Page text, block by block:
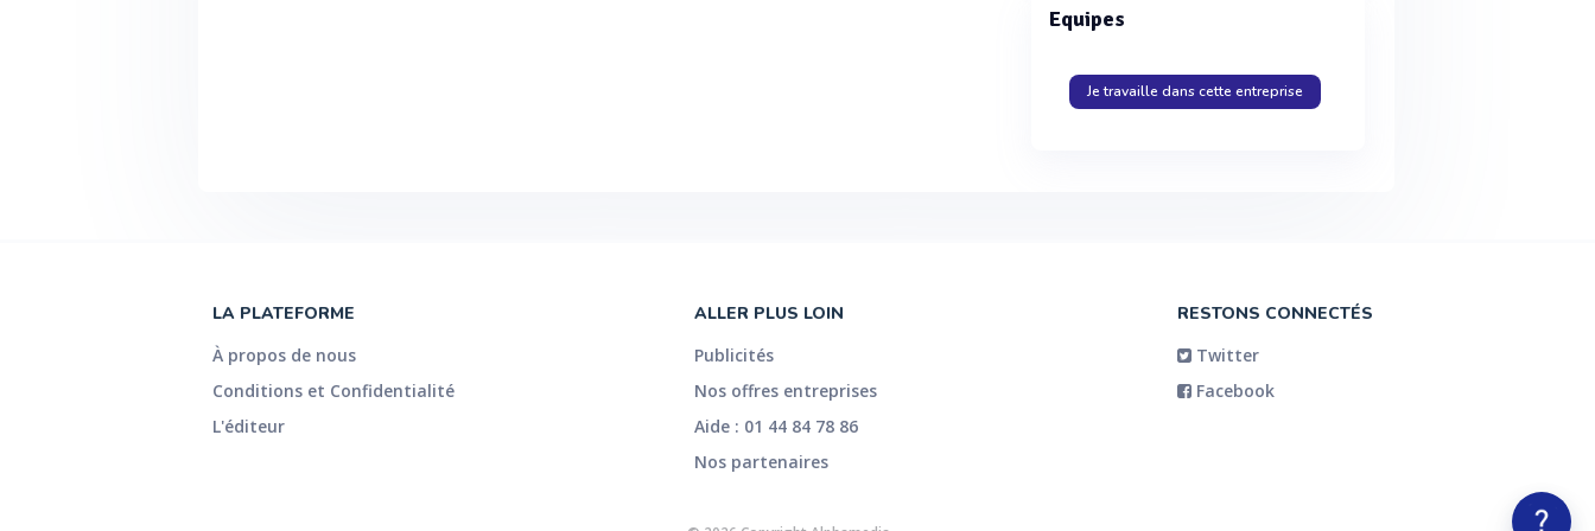
Equipes
Je travaille dans cette entreprise
LA PLATEFORME
À propos de nous
Conditions et Confidentialité
L'éditeur
ALLER PLUS LOIN
Publicités
Nos offres entreprises
Aide : 01 44 84 78 86
Nos partenaires
RESTONS CONNECTÉS
Twitter
Facebook